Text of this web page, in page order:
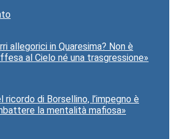
allegorici in Quaresima? Non è
al Cielo né una trasgressione»
ricordo di Borsellino, l’impegno è
la mentalità mafiosa»